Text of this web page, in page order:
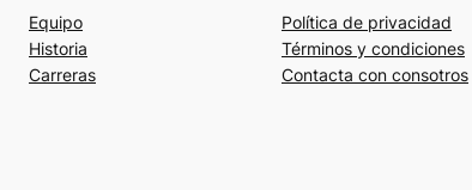
Equipo
Historia
Carreras
Política de privacidad
Términos y condiciones
Contacta con consotros